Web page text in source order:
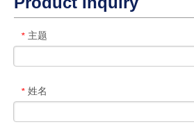
* 主题
* 姓名